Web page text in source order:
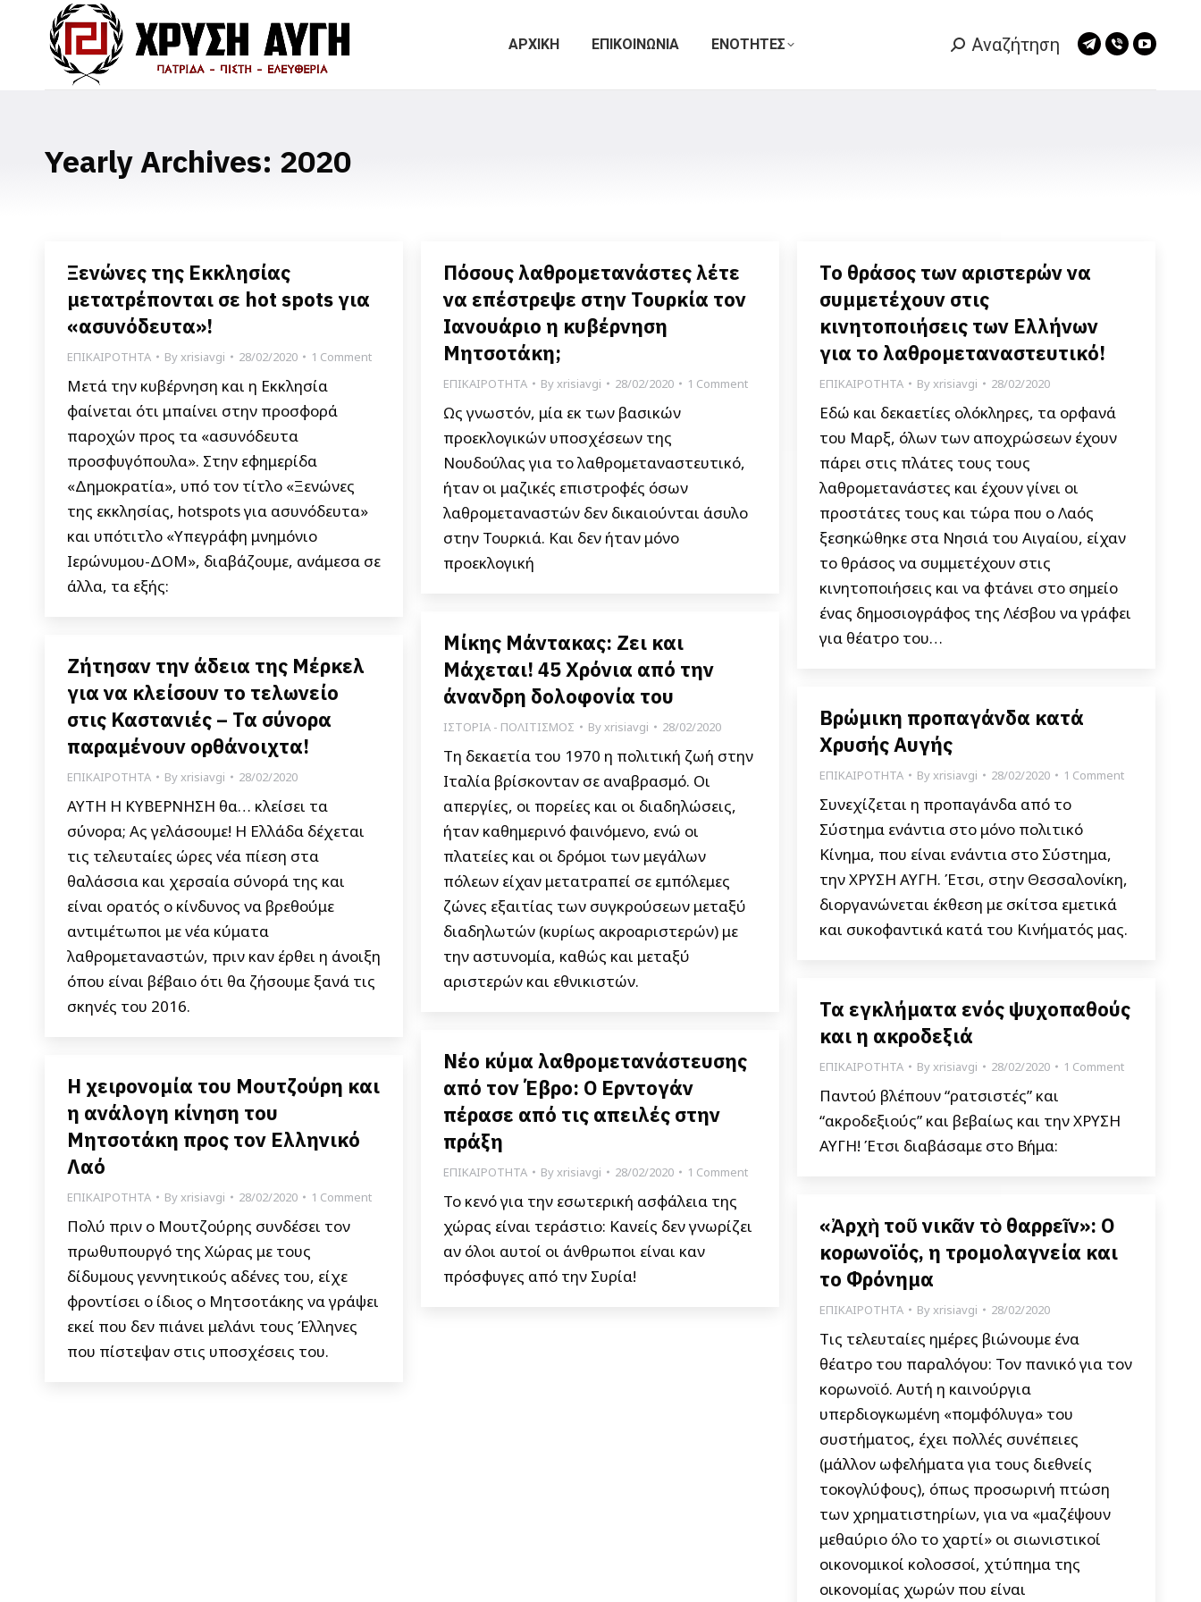
ΑΡΧΙΚΗ ΕΠΙΚΟΙΝΩΝΙΑ ΕΝΟΤΗΤΕΣ Search:
Αναζήτηση
Telegram
Viber
Yearly Archives: 2020
Ξενώνες της Εκκλησίας
μετατρέπονται σε hot spots για
«ασυνόδευτα»!
ΕΠΙΚΑΙΡΟΤΗΤΑ Byxrisiavgi 28/02/2020 1 Comment
Μετά την κυβέρνηση και η Εκκλησία
φαίνεται ότι μπαίνει στην προσφορά
παροχών προς τα «ασυνόδευτα
προσφυγόπουλα». Στην εφημερίδα
«Δημοκρατία», υπό τον τίτλο «Ξενώνες
της εκκλησίας, hotspots για ασυνόδευτα»
και υπότιτλο «Υπεγράφη μνημόνιο
Ιερώνυμου-ΔΟΜ», διαβάζουμε, ανάμεσα σε
άλλα, τα εξής:
Πόσους λαθρομετανάστες λέτε
να επέστρεψε στην Τουρκία τον
Ιανουάριο η κυβέρνηση
Μητσοτάκη;
ΕΠΙΚΑΙΡΟΤΗΤΑ Byxrisiavgi 28/02/2020 1 Comment
Ως γνωστόν, μία εκ των βασικών
προεκλογικών υποσχέσεων της
Νουδούλας για το λαθρομεταναστευτικό,
ήταν οι μαζικές επιστροφές όσων
λαθρομεταναστών δεν δικαιούνται άσυλο
στην Τουρκιά. Και δεν ήταν μόνο
προεκλογική
Το θράσος των αριστερών να
συμμετέχουν στις
κινητοποιήσεις των Ελλήνων
για το λαθρομεταναστευτικό!
ΕΠΙΚΑΙΡΟΤΗΤΑ Byxrisiavgi 28/02/2020
Εδώ και δεκαετίες ολόκληρες, τα ορφανά
του Μαρξ, όλων των αποχρώσεων έχουν
πάρει στις πλάτες τους τους
λαθρομετανάστες και έχουν γίνει οι
προστάτες τους και τώρα που ο Λαός
ξεσηκώθηκε στα Νησιά του Αιγαίου, είχαν
το θράσος να συμμετέχουν στις
κινητοποιήσεις και να φτάνει στο σημείο
ένας δημοσιογράφος της Λέσβου να γράφει
για θέατρο του…
Μίκης Μάντακας: Ζει και
Μάχεται! 45 Χρόνια από την
άνανδρη δολοφονία του
ΙΣΤΟΡΙΑ - ΠΟΛΙΤΙΣΜΟΣ Byxrisiavgi 28/02/2020
Τη δεκαετία του 1970 η πολιτική ζωή στην
Ιταλία βρίσκονταν σε αναβρασμό. Οι
απεργίες, οι πορείες και οι διαδηλώσεις,
ήταν καθημερινό φαινόμενο, ενώ οι
πλατείες και οι δρόμοι των μεγάλων
πόλεων είχαν μετατραπεί σε εμπόλεμες
ζώνες εξαιτίας των συγκρούσεων μεταξύ
διαδηλωτών (κυρίως ακροαριστερών) με
την αστυνομία, καθώς και μεταξύ
αριστερών και εθνικιστών.
Ζήτησαν την άδεια της Μέρκελ
για να κλείσουν το τελωνείο
στις Καστανιές – Τα σύνορα
παραμένουν ορθάνοιχτα!
ΕΠΙΚΑΙΡΟΤΗΤΑ Byxrisiavgi 28/02/2020
AYTH Η ΚΥΒΕΡΝΗΣΗ θα… κλείσει τα
σύνορα; Ας γελάσουμε! H Ελλάδα δέχεται
τις τελευταίες ώρες νέα πίεση στα
θαλάσσια και χερσαία σύνορά της και
είναι ορατός ο κίνδυνος να βρεθούμε
αντιμέτωποι με νέα κύματα
λαθρομεταναστών, πριν καν έρθει η άνοιξη
όπου είναι βέβαιο ότι θα ζήσουμε ξανά τις
σκηνές του 2016.
Βρώμικη προπαγάνδα κατά
Χρυσής Αυγής
ΕΠΙΚΑΙΡΟΤΗΤΑ Byxrisiavgi 28/02/2020 1 Comment
Συνεχίζεται η προπαγάνδα από το
Σύστημα ενάντια στο μόνο πολιτικό
Κίνημα, που είναι ενάντια στο Σύστημα,
την ΧΡΥΣΗ ΑΥΓΗ. Έτσι, στην Θεσσαλονίκη,
διοργανώνεται έκθεση με σκίτσα εμετικά
και συκοφαντικά κατά του Κινήματός μας.
Τα εγκλήματα ενός ψυχοπαθούς
και η ακροδεξιά
ΕΠΙΚΑΙΡΟΤΗΤΑ Byxrisiavgi 28/02/2020 1 Comment
Παντού βλέπουν “ρατσιστές” και
“ακροδεξιούς” και βεβαίως και την ΧΡΥΣΗ
ΑΥΓΗ! Έτσι διαβάσαμε στο Βήμα:
Νέο κύμα λαθρομετανάστευσης
από τον Έβρο: Ο Ερντογάν
πέρασε από τις απειλές στην
πράξη
ΕΠΙΚΑΙΡΟΤΗΤΑ Byxrisiavgi 28/02/2020 1 Comment
Το κενό για την εσωτερική ασφάλεια της
χώρας είναι τεράστιο: Κανείς δεν γνωρίζει
αν όλοι αυτοί οι άνθρωποι είναι καν
πρόσφυγες από την Συρία!
Η χειρονομία του Μουτζούρη και
η ανάλογη κίνηση του
Μητσοτάκη προς τον Ελληνικό
Λαό
ΕΠΙΚΑΙΡΟΤΗΤΑ Byxrisiavgi 28/02/2020 1 Comment
Πολύ πριν ο Μουτζούρης συνδέσει τον
πρωθυπουργό της Χώρας με τους
δίδυμους γεννητικούς αδένες του, είχε
φροντίσει ο ίδιος ο Μητσοτάκης να γράψει
εκεί που δεν πιάνει μελάνι τους Έλληνες
που πίστεψαν στις υποσχέσεις του.
«Ἀρχὴ τοῦ νικᾶν τὸ θαρρεῖν»: Ο
κορωνοϊός, η τρομολαγνεία και
το Φρόνημα
ΕΠΙΚΑΙΡΟΤΗΤΑ Byxrisiavgi 28/02/2020
Tις τελευταίες ημέρες βιώνουμε ένα
θέατρο του παραλόγου: Τον πανικό για τον
κορωνοϊό. Αυτή η καινούργια
υπερδιογκωμένη «πομφόλυγα» του
συστήματος, έχει πολλές συνέπειες
(μάλλον ωφελήματα για τους διεθνείς
τοκογλύφους), όπως προσωρινή πτώση
των χρηματιστηρίων, για να «μαζέψουν
μεθαύριο όλο το χαρτί» οι σιωνιστικοί
οικονομικοί κολοσσοί, χτύπημα της
οικονομίας χωρών που είναι